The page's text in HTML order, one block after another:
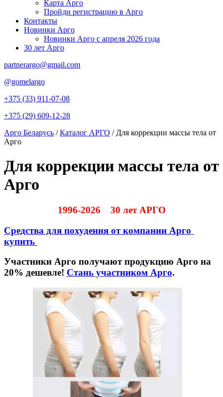
Карта Арго
Пройди регистрацию в Арго
Контакты
Новинки Арго
Новинки Арго с апреля 2026 года
30 лет Арго
partnerargo@gmail.com
@gomelargo
+375 (33) 911-07-08
+375 (29) 609-12-28
Арго Беларусь /Каталог АРГО / Для коррекции массы тела от
Арго
Для коррекции массы тела от
Арго
1996-2026 30 лет АРГО
Средства для похудения от компании Арго
купить
Участники Арго получают продукцию Арго на
20% дешевле! Стань участником Арго.